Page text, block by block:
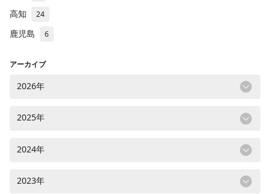
高知 24
鹿児島 6
アーカイブ
2026年
2025年
2024年
2023年